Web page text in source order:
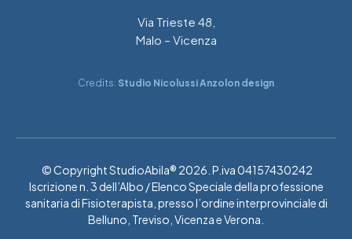
Via Trieste 48,
Malo – Vicenza
Credits: Studio Nicolussi Anzolon design
© Copyright StudioAbila® 2026. P.iva 04157430242
Iscrizione n. 3 dell’Albo / Elenco Speciale della professione
sanitaria di Fisioterapista, presso l’ordine interprovinciale di
Belluno, Treviso, Vicenza e Verona.